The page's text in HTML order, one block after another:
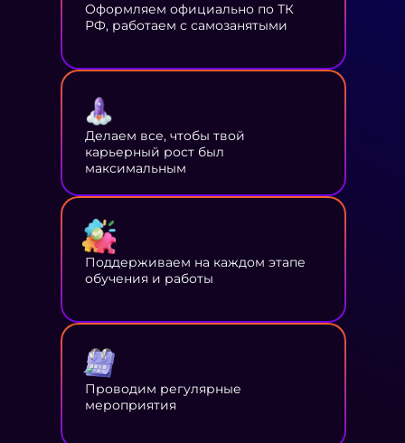
Оформляем официально по ТК
РФ, работаем с самозанятыми
Делаем все, чтобы твой
карьерный рост был
максимальным
Поддерживаем на каждом этапе
обучения и работы
Проводим регулярные
мероприятия